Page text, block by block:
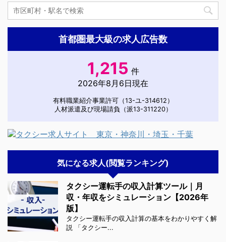
首都圏最大級の求人広告数
1,215 件
2026年8月6日現在
有料職業紹介事業許可（13-ユ-314612）
人材派遣及び現場請負（派13-311220）
気になる求人(閲覧ランキング)
タクシー運転手の収入計算ツール｜月
収・年収をシミュレーション【2026年
版】
タクシー運転手の収入計算の基本をわかりやすく解
説 「タクシー...